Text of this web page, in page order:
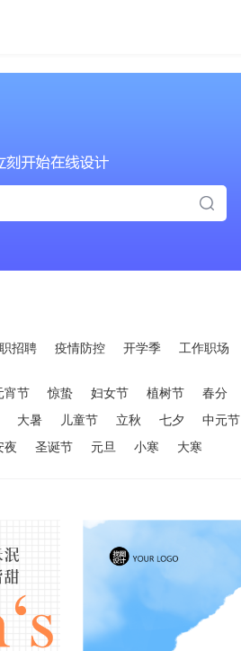
招聘 疫情防控 开学季 工作职场
宵节 惊蛰 妇女节 植树节 春分
大暑 儿童节 立秋 七夕 中元节
夜 圣诞节 元旦 小寒 大寒